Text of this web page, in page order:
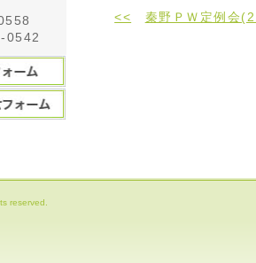
0542
<< 秦野ＰＷ定例会
reserved.